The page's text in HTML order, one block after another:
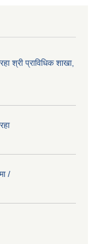
श्री प्राविधिक शाखा,
/